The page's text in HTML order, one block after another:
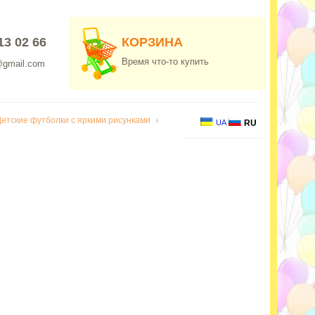
02 66 КОРЗИНА
Время что-то купить
футболки с яркими рисунками UA RU